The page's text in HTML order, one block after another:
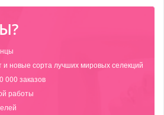
новые сорта лучших мировых селекций
000 заказов
работы